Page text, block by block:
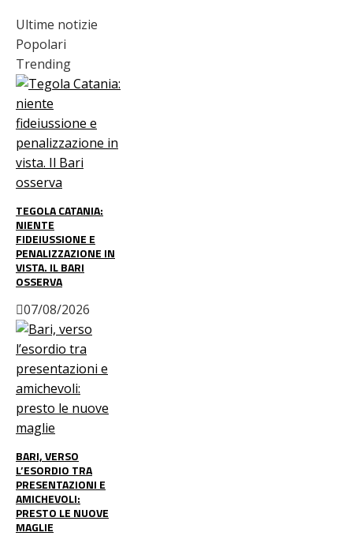
Ultime notizie
Popolari
Trending
TEGOLA CATANIA:
NIENTE
FIDEIUSSIONE E
PENALIZZAZIONE IN
VISTA. IL BARI
OSSERVA
07/08/2026
BARI, VERSO
L’ESORDIO TRA
PRESENTAZIONI E
AMICHEVOLI:
PRESTO LE NUOVE
MAGLIE